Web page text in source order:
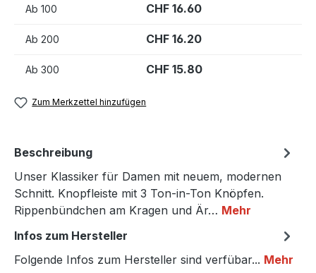
Ab 100 CHF 16.60
Ab 200 CHF 16.20
Ab 300 CHF 15.80
Zum Merkzettel hinzufügen
Beschreibung
Unser Klassiker für Damen mit neuem, modernen
Schnitt. Knopfleiste mit 3 Ton-in-Ton Knöpfen.
Rippenbündchen am Kragen und Är… Mehr
Infos zum Hersteller
Folgende Infos zum Hersteller sind verfübar... Mehr